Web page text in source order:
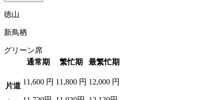
徳山
新鳥栖
グリーン席
通常期
繁忙期 最繁忙期
片道 11,600 円 11,800 円 12,000 円